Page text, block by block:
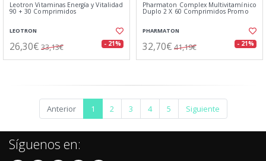
Leotron Vitaminas Energía y Vitalidad
90 + 30 Comprimidos
LEOTRON
26,30€ 33,13€ - 21%
Pharmaton Complex Multivitamínico
Duplo 2 X 60 Comprimidos Promo
PHARMATON
32,70€ 41,19€ - 21%
Anterior 1 2 3 4 5 Siguiente
Síguenos en: